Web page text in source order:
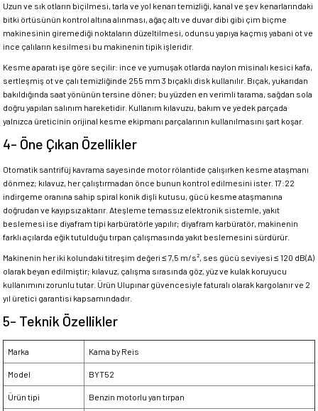
Uzun ve sık otların biçilmesi, tarla ve yol kenarı temizliği, kanal ve şev kenarlarındaki
bitki örtüsünün kontrol altına alınması, ağaç altı ve duvar dibi gibi çim biçme
makinesinin giremediği noktaların düzeltilmesi, odunsu yapıya kaçmış yabani ot ve
ince çalıların kesilmesi bu makinenin tipik işleridir.
Kesme aparatı işe göre seçilir: ince ve yumuşak otlarda naylon misinalı kesici kafa,
sertleşmiş ot ve çalı temizliğinde 255 mm 3 bıçaklı disk kullanılır. Bıçak, yukarıdan
bakıldığında saat yönünün tersine döner; bu yüzden en verimli tarama, sağdan sola
doğru yapılan salınım hareketidir. Kullanım kılavuzu, bakım ve yedek parçada
yalnızca üreticinin orijinal kesme ekipmanı parçalarının kullanılmasını şart koşar.
4- Öne Çıkan Özellikler
Otomatik santrifüj kavrama sayesinde motor rölantide çalışırken kesme ataşmanı
dönmez; kılavuz, her çalıştırmadan önce bunun kontrol edilmesini ister. 17:22
indirgeme oranına sahip spiral konik dişli kutusu, gücü kesme ataşmanına
doğrudan ve kayıpsız aktarır. Ateşleme temassız elektronik sistemle, yakıt
beslemesi ise diyafram tipi karbüratörle yapılır; diyafram karbüratör, makinenin
farklı açılarda eğik tutulduğu tırpan çalışmasında yakıt beslemesini sürdürür.
Makinenin her iki kolundaki titreşim değeri ≤ 7,5 m/s², ses gücü seviyesi ≤ 120 dB(A)
olarak beyan edilmiştir; kılavuz, çalışma sırasında göz, yüz ve kulak koruyucu
kullanımını zorunlu tutar. Ürün Ulupınar güvencesiyle faturalı olarak kargolanır ve 2
yıl üretici garantisi kapsamındadır.
5- Teknik Özellikler
Marka Kama by Reis
Model BYT52
Ürün tipi Benzin motorlu yan tırpan